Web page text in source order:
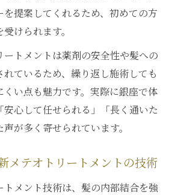
を提案してくれるため、初めての方
けられます。
ートメントは薬剤の安全性や髪への
ているため、繰り返し施術しても
くい点も魅力です。実際に銀座で体
心して任せられる」「長く通いた
が多く寄せられています。
メテオトリートメントの技術
メント技術は、髪の内部結合を強